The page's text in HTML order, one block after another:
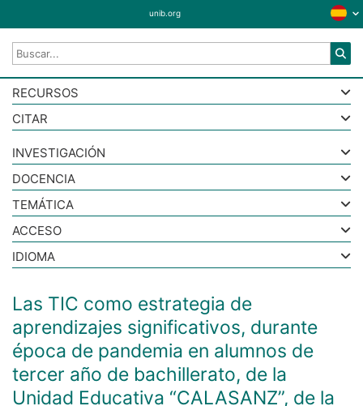
unib.org
RECURSOS
CITAR
Las TIC como estrategia de
aprendizajes significativos, durante
época de pandemia en alumnos de
tercer año de bachillerato, de la
Unidad Educativa “CALASANZ”, de la
INVESTIGACIÓN
DOCENCIA
TEMÁTICA
ACCESO
IDIOMA